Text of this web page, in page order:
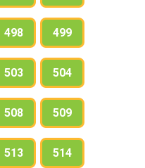
498 499
503 504
508 509
513 514